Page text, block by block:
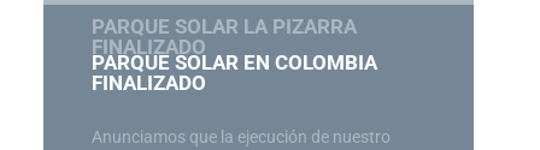
PARQUE SOLAR LA PIZARRA
FINALIZADO
Anunciamos que la ejecución de nuestro
PARQUE SOLAR EN COLOMBIA
FINALIZADO